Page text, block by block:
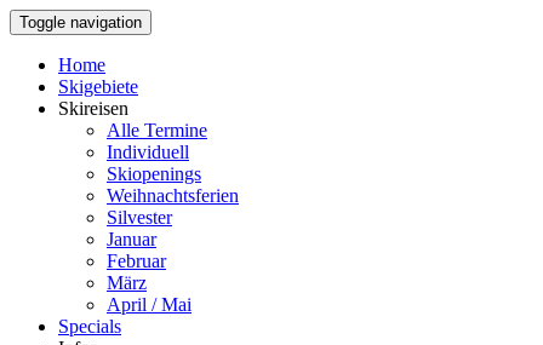
Toggle navigation
Home
Skigebiete
Skireisen
Alle Termine
Individuell
Skiopenings
Weihnachtsferien
Silvester
Januar
Februar
März
April / Mai
Specials